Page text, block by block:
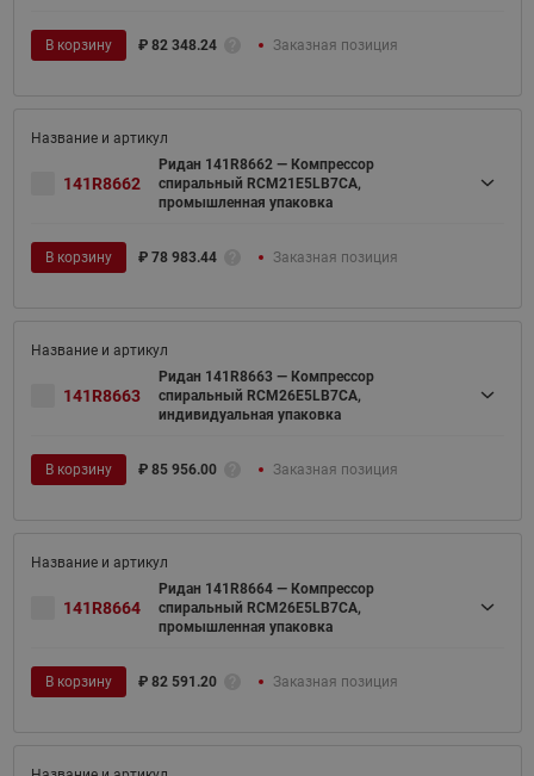
В корзину ₽ 82 348.24 Заказная позиция
141R8662
Ридан 141R8662 — Компрессор
спиральный RCM21E5LB7CA,
промышленная упаковка
В корзину ₽ 78 983.44 Заказная позиция
141R8663
Ридан 141R8663 — Компрессор
спиральный RCM26E5LB7CA,
индивидуальная упаковка
В корзину ₽ 85 956.00 Заказная позиция
141R8664
Ридан 141R8664 — Компрессор
спиральный RCM26E5LB7CA,
промышленная упаковка
В корзину ₽ 82 591.20 Заказная позиция